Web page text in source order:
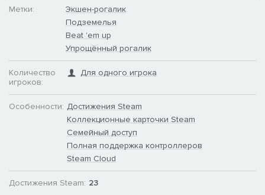
множеством дронов, получила власть над городом. Сможете
ли вы спасти компанию и себя, чтобы не уйти под землю
Метки:
Экшен-рогалик
Подземелья
Beat 'em up
Упрощённый рогалик
Количество
игроков:
Для одного игрока
Особенности: Достижения Steam
Коллекционные карточки Steam
Семейный доступ
Полная поддержка контроллеров
Steam Cloud
Достижения Steam: 23